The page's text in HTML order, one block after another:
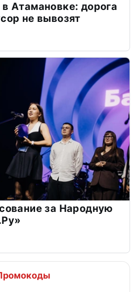
Атамановке: дорога
не вывозят
за Народную